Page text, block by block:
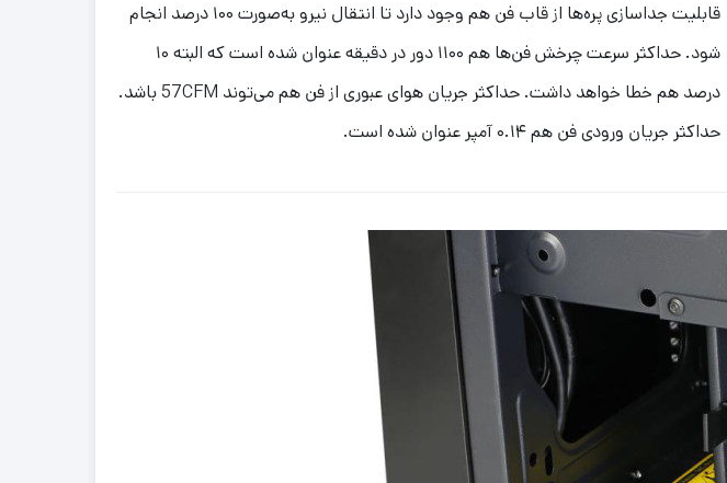
قابلیت جداسازی پره‌ها از قاب فن هم وجود دارد تا انتقال نیرو به‌صورت ۱۰۰ درصد انجام
شود. حداکثر سرعت چرخش فن‌ها هم ۱۱۰۰ دور در دقیقه عنوان شده است که البته ۱۰
درصد هم خطا خواهد داشت. حداکثر جریان هوای عبوری از فن هم می‌توند 57CFM باشد.
حداکثر جریان ورودی فن هم ۰.۱۴ آمپر عنوان شده است.